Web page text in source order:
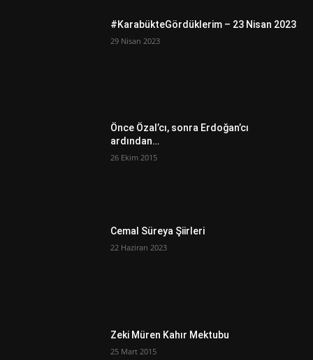
#KarabükteGördüklerim – 23 Nisan 2023
29 Nisan 2023
Önce Özal’cı, sonra Erdoğan’cı
ardından…
26 Ekim 2015
Cemal Süreya Şiirleri
22 Haziran 2023
Zeki Müren Kahır Mektubu
25 Mart 2015